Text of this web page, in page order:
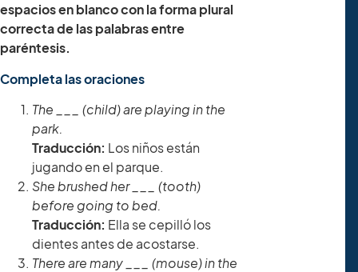
espacios en blanco con la forma plural
correcta de las palabras entre
paréntesis.
Completa las oraciones
The ___ (child) are playing in the
park.
Traducción: Los niños están
jugando en el parque.
She brushed her ___ (tooth)
before going to bed.
Traducción: Ella se cepilló los
dientes antes de acostarse.
There are many ___ (mouse) in the